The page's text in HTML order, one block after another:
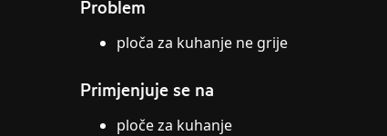
Problem
ploča za kuhanje ne grije
Primjenjuje se na
ploče za kuhanje